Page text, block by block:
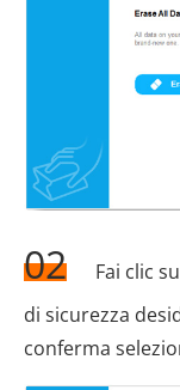
02
Fai clic
di sicurezza
conferma